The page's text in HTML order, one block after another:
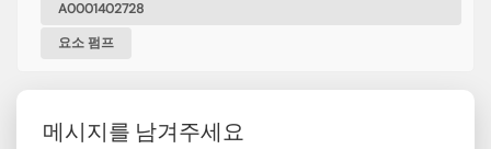
A0001402728
요소 펌프
메시지를 남겨주세요